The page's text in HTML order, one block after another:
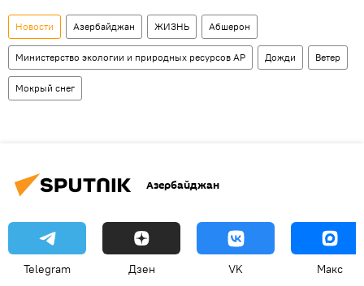
Новости Азербайджан ЖИЗНЬ Абшерон
Министерство экологии и природных ресурсов АР Дожди Ветер
Мокрый снег
Азербайджан
Telegram Дзен VK Макс